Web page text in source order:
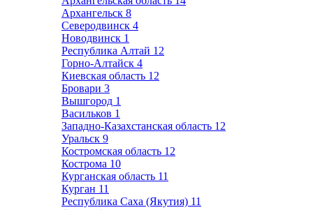
Архангельск 8
Северодвинск 4
Новодвинск 1
Республика Алтай 12
Горно-Алтайск 4
Киевская область 12
Бровари 3
Вышгород 1
Васильков 1
Западно-Казахстанская область 12
Уральск 9
Костромская область 12
Кострома 10
Курганская область 11
Курган 11
Республика Саха (Якутия) 11